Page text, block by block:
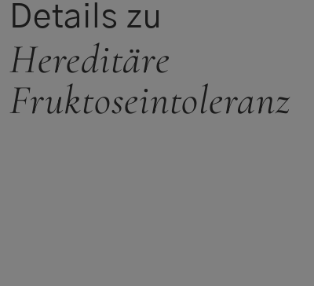
Details zu
Hereditäre
Fruktoseintoleranz